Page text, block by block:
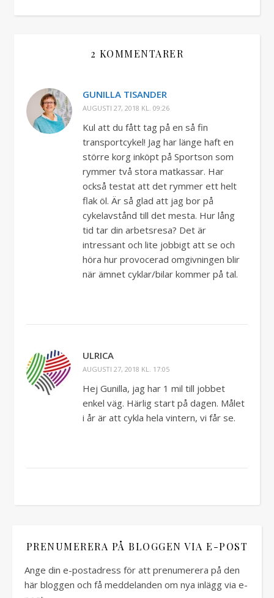
2 KOMMENTARER
GUNILLA TISANDER
AUGUSTI 27, 2018 KL. 09:26
Kul att du fått tag på en så fin
transportcykel! Jag har länge haft en
större korg inköpt på Sportson som
rymmer två stora matkassar. Har
också testat att det rymmer ett helt
flak öl. Är så glad att jag bor på
cykelavstånd till det mesta. Hur lång
tid tar din arbetsresa? Det är
intressant och lite jobbigt att se och
höra hur provocerad omgivningen blir
när ämnet cyklar/bilar kommer på tal.
ULRICA
AUGUSTI 27, 2018 KL. 17:05
Hej Gunilla, jag har 1 mil till jobbet
enkel väg. Härlig start på dagen. Målet
i år är att cykla hela vintern, vi får se.
PRENUMERERA PÅ BLOGGEN VIA E-POST
Ange din e-postadress för att prenumerera på den
här bloggen och få meddelanden om nya inlägg via e-